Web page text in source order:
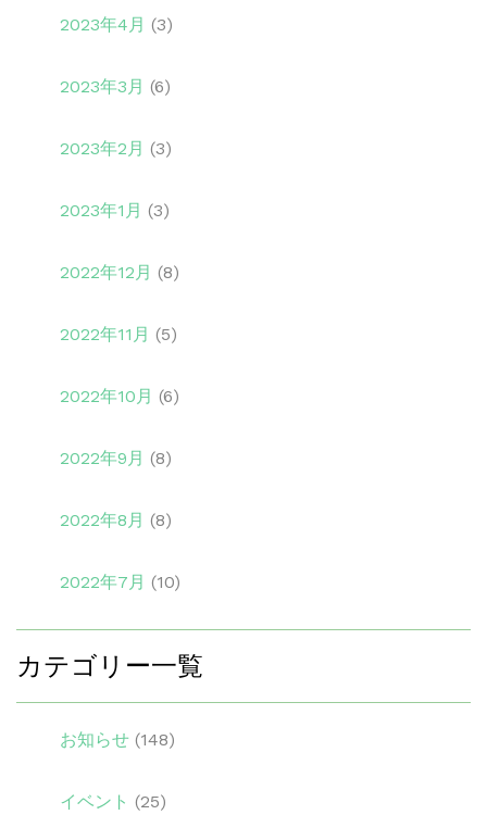
2023年4月 (3)
2023年3月 (6)
2023年2月 (3)
2023年1月 (3)
2022年12月 (8)
2022年11月 (5)
2022年10月 (6)
2022年9月 (8)
2022年8月 (8)
2022年7月 (10)
カテゴリー一覧
お知らせ (148)
イベント (25)